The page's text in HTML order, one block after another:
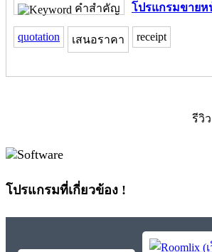
คำสำคัญ โปรแกรมขายห
quotation เสนอราคา receipt
รีวิว
โปรแกรมที่เกี่ยวข้อง !